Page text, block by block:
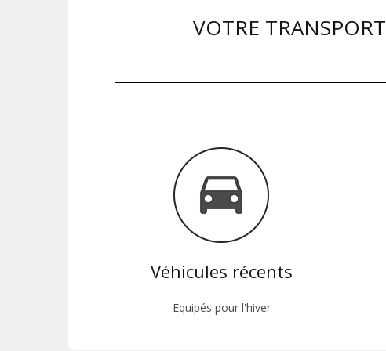
VOTRE
Véhicules récents
Equipés pour l'hiver